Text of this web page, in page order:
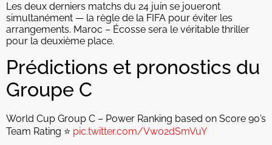
Les deux derniers matchs du 24 juin se joueront
simultanément — la règle de la FIFA pour éviter les
arrangements. Maroc – Écosse sera le véritable thriller
pour la deuxième place.
Prédictions et pronostics du
Groupe C
World Cup Group C – Power Ranking based on Score 90’s
Team Rating ⭐️ pic.twitter.com/Vw02dSmVuY